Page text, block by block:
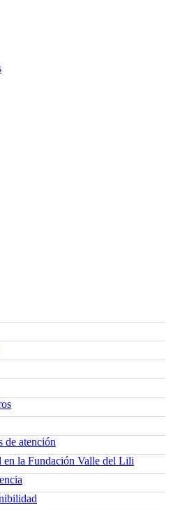
de atención
en la Fundación Valle del Lili